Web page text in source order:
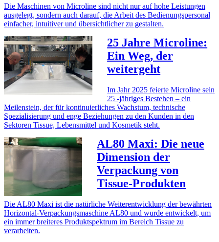
Die Maschinen von Microline sind nicht nur auf hohe Leistungen
ausgelegt, sondern auch darauf, die Arbeit des Bedienungspersonal
einfacher, intuitiver und übersichtlicher zu gestalten.
25 Jahre Microline:
Ein Weg, der
weitergeht
Im Jahr 2025 feierte Microline sein
25 -jähriges Bestehen – ein
Meilenstein, der für kontinuierliches Wachstum, technische
Spezialisierung und enge Beziehungen zu den Kunden in den
Sektoren Tissue, Lebensmittel und Kosmetik steht.
AL80 Maxi: Die neue
Dimension der
Verpackung von
Tissue-Produkten
Die AL80 Maxi ist die natürliche Weiterentwicklung der bewährten
Horizontal-Verpackungsmaschine AL80 und wurde entwickelt, um
ein immer breiteres Produktspektrum im Bereich Tissue zu
verarbeiten.